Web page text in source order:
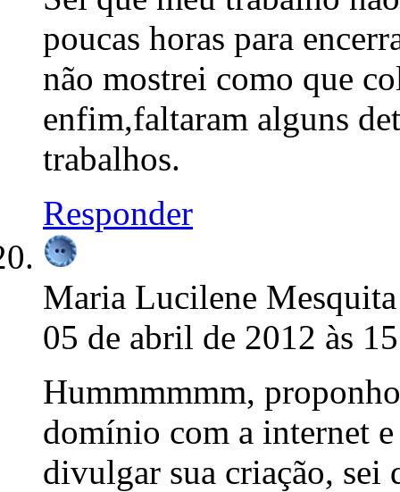
poucas horas para
não mostrei como que
enfim,faltaram alguns
trabalhos.
Responder
Maria Lucilene Mesquita
05 de abril de 2012 às
Hummmmmm,
domínio com a internet
divulgar sua criação, sei